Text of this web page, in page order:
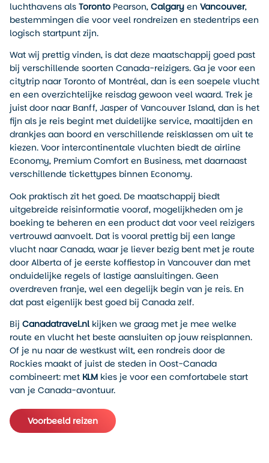
luchthavens als Toronto Pearson, Calgary en Vancouver,
bestemmingen die voor veel rondreizen en stedentrips een
logisch startpunt zijn.
Wat wij prettig vinden, is dat deze maatschappij goed past
bij verschillende soorten Canada-reizigers. Ga je voor een
citytrip naar Toronto of Montréal, dan is een soepele vlucht
en een overzichtelijke reisdag gewoon veel waard. Trek je
juist door naar Banff, Jasper of Vancouver Island, dan is het
fijn als je reis begint met duidelijke service, maaltijden en
drankjes aan boord en verschillende reisklassen om uit te
kiezen. Voor intercontinentale vluchten biedt de airline
Economy, Premium Comfort en Business, met daarnaast
verschillende tickettypes binnen Economy.
Ook praktisch zit het goed. De maatschappij biedt
uitgebreide reisinformatie vooraf, mogelijkheden om je
boeking te beheren en een product dat voor veel reizigers
vertrouwd aanvoelt. Dat is vooral prettig bij een lange
vlucht naar Canada, waar je liever bezig bent met je route
door Alberta of je eerste koffiestop in Vancouver dan met
onduidelijke regels of lastige aansluitingen. Geen
overdreven franje, wel een degelijk begin van je reis. En
dat past eigenlijk best goed bij Canada zelf.
Bij Canadatravel.nl kijken we graag met je mee welke
route en vlucht het beste aansluiten op jouw reisplannen.
Of je nu naar de westkust wilt, een rondreis door de
Rockies maakt of juist de steden in Oost-Canada
combineert: met KLM kies je voor een comfortabele start
van je Canada-avontuur.
Voorbeeld reizen